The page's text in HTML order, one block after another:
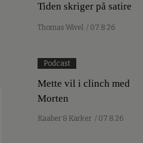
Tiden skriger på satire
Thomas Wivel / 07.8.26
Podcast
Mette vil i clinch med
Morten
Kaaber & Karker / 07.8.26